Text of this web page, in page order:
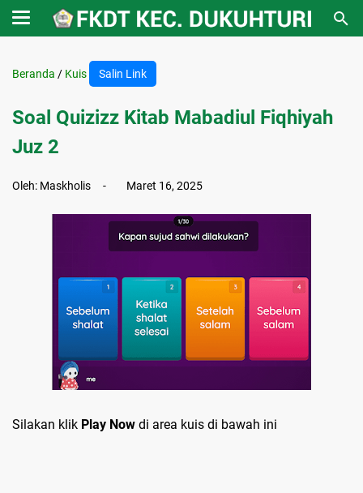
Beranda / Kuis Salin Link
Soal Quizizz Kitab Mabadiul Fiqhiyah
Juz 2
Oleh: Maskholis Maret 16, 2025
Silakan klik Play Now di area kuis di bawah ini